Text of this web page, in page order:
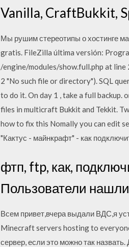
Vanilla, CraftBukkit,
Мы рушим стереотипы о хостинге
gratis. FileZilla última versión:
/engine/modules/show.full.php at
2 "No such file or directory"). SQL
to do it. On day 1 , take a full backup.
files in multicraft Bukkit and Tekkit.
how to fix this Nomally you can edit
"Кактус - майнкрафт" - как
фтп, ftp, как,
Пользователи
Всем привет,вчера выдали ВДС,я
Minecraft servers hosting to
сервер, если это можно так